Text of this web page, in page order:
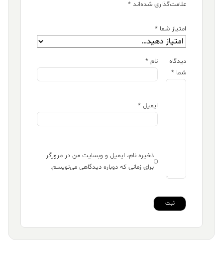
علامت‌گذاری شده‌اند *
امتیاز شما *
دیدگاه
شما *
نام *
ایمیل *
ذخیره نام، ایمیل و وبسایت من در مرورگر
برای زمانی که دوباره دیدگاهی می‌نویسم.